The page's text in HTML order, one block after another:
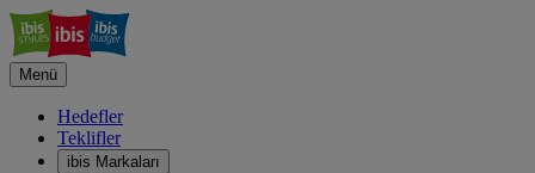
Menü
Hedefler
Teklifler
ibis Markaları